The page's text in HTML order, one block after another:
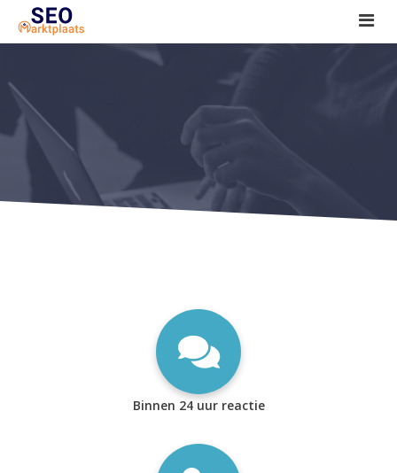
SEO tools reviews
Marketeer bij jou in de buurt?
Offerte
1. Seo voor beginners +
2. Onderzoeken +
Binnen 24 uur reactie